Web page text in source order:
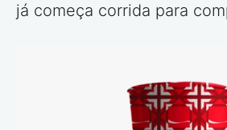
já começa corrida para